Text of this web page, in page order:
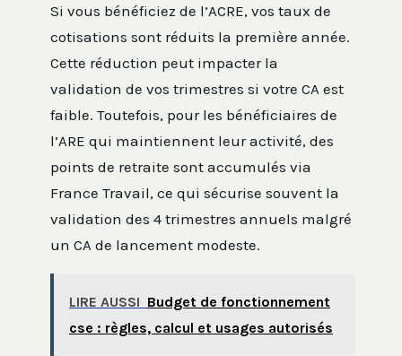
Si vous bénéficiez de l’ACRE, vos taux de
cotisations sont réduits la première année.
Cette réduction peut impacter la
validation de vos trimestres si votre CA est
faible. Toutefois, pour les bénéficiaires de
l’ARE qui maintiennent leur activité, des
points de retraite sont accumulés via
France Travail, ce qui sécurise souvent la
validation des 4 trimestres annuels malgré
un CA de lancement modeste.
LIRE AUSSI Budget de fonctionnement
cse : règles, calcul et usages autorisés